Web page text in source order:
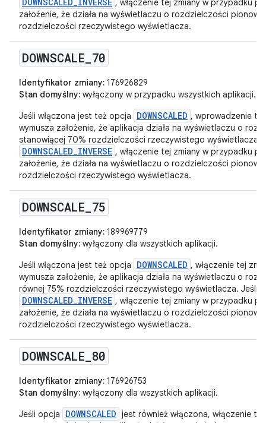
, włączenie tej zmiany w przypadku
założenie, że działa na wyświetlaczu o rozdzielczości
rozdzielczości rzeczywistego wyświetlacza.
DOWNSCALE 70
Identyfikator zmiany: 176926829
Stan domyślny: wyłączony w przypadku wszystkich aplikacji.
Jeśli włączona jest też opcja
DOWNSCALED , wprowadzenie
wymusza założenie, że aplikacja działa na wyświetlaczu o
stanowiącej 70% rozdzielczości rzeczywistego wyświetlacza.
DOWNSCALED_INVERSE , włączenie tej zmiany w przypadku
założenie, że działa na wyświetlaczu o rozdzielczości
rozdzielczości rzeczywistego wyświetlacza.
DOWNSCALE 75
Identyfikator zmiany: 189969779
Stan domyślny: wyłączony dla wszystkich aplikacji.
Jeśli włączona jest też opcja
DOWNSCALED , włączenie tej
wymusza założenie, że aplikacja działa na wyświetlaczu o
równej 75% rozdzielczości rzeczywistego wyświetlacza. Jeśli
DOWNSCALED_INVERSE , włączenie tej zmiany w przypadku
założenie, że działa na wyświetlaczu o rozdzielczości
rozdzielczości rzeczywistego wyświetlacza.
DOWNSCALE 80
Identyfikator zmiany: 176926753
Stan domyślny: wyłączony dla wszystkich aplikacji.
Jeśli opcja
DOWNSCALED jest również włączona, włączenie